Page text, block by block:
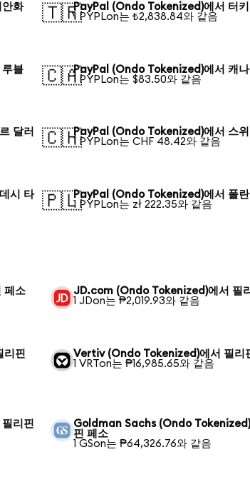
화
🇹🇷PayPal (Ondo Tokenized)에서 터
1 PYPLon는 ₺2,838.84와 같음
블
🇨🇦PayPal (Ondo Tokenized)에서 캐나
1 PYPLon는 $83.50와 같음
달러
🇨🇭PayPal (Ondo Tokenized)에서 스
1 PYPLon는 CHF 48.42와 같음
시 타
🇵🇱PayPal (Ondo Tokenized)에서 폴란
1 PYPLon는 zł 222.35와 같음
페소
JD.com (Ondo Tokenized)에서 필
1 JDon는 ₱2,019.93와 같음
핀
Vertiv (Ondo Tokenized)에서 필리
1 VRTon는 ₱16,985.65와 같음
리핀
Goldman Sachs (Ondo Tokenized)
핀 페소
1 GSon는 ₱64,326.76와 같음